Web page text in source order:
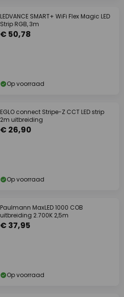
LEDVANCE SMART+ WiFi Flex Magic LED
Strip RGB, 3m
€ 50,78
Op voorraad
EGLO connect Stripe-Z CCT LED strip
2m uitbreiding
€ 26,90
Op voorraad
Paulmann MaxLED 1000 COB
uitbreiding 2.700K 2,5m
€ 37,95
Op voorraad